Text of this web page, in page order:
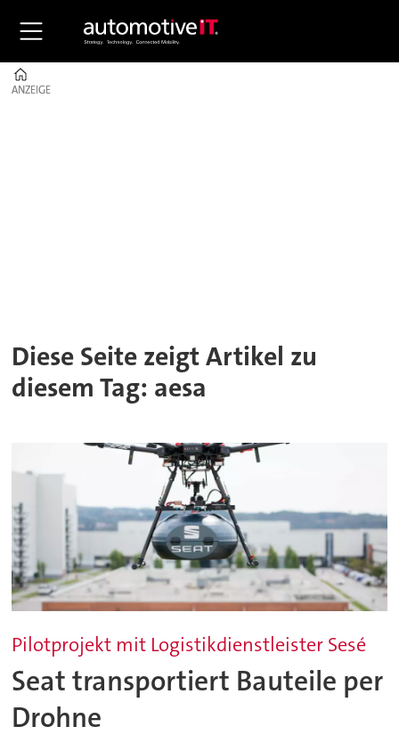
ANZEIGE
ANZEIGE
Diese Seite zeigt Artikel zu
diesem Tag: aesa
Pilotprojekt mit Logistikdienstleister Sesé
Seat transportiert Bauteile per
Drohne